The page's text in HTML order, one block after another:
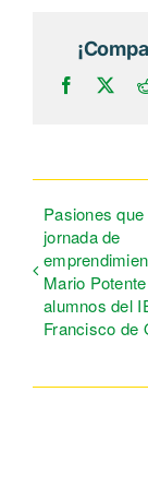
Facebook
Pasiones
jornada de
Mario
alumnos del
Francisco de